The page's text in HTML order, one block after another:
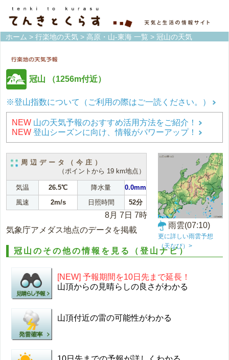
ホーム > 行楽地の天気 > 高原・山-東海 一覧 > 冠山の天気
冠山 （1256m付近）
※登山指数について（ご利用の際はご一読ください。）
NEW 山の天気予報のおすすめ活用方法をご紹介！
NEW 登山シーズンに向け、情報がパワーアップ！
周辺データ（今庄）
（ポイントから 19 km地点）
気温 26.5℃ 降水量
0.0mm
風速
2m/s 日照時間 52分
8月 7日 7時
気象庁アメダス地点のデータを掲載
雨雲(07:10)
更に詳しい雨雲予想
（天なび）>
冠山のその他の情報を見る（登山ナビ）
[NEW] 予報期間を10日先まで延長！
山頂からの見晴らしの良さがわかる
山頂付近の雷の可能性がわかる